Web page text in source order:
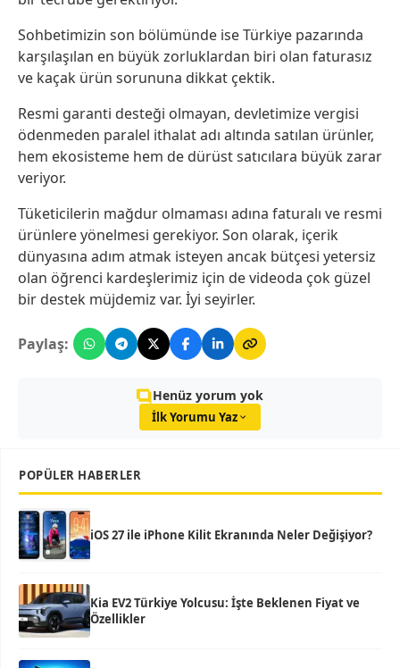
Sohbetimizin son bölümünde ise Türkiye pazarında
karşılaşılan en büyük zorluklardan biri olan faturasız
ve kaçak ürün sorununa dikkat çektik.
Resmi garanti desteği olmayan, devletimize vergisi
ödenmeden paralel ithalat adı altında satılan ürünler,
hem ekosisteme hem de dürüst satıcılara büyük zarar
veriyor.
Tüketicilerin mağdur olmaması adına faturalı ve resmi
ürünlere yönelmesi gerekiyor. Son olarak, içerik
dünyasına adım atmak isteyen ancak bütçesi yetersiz
olan öğrenci kardeşlerimiz için de videoda çok güzel
bir destek müjdemiz var. İyi seyirler.
Paylaş:
Henüz yorum yok
İlk Yorumu Yaz
POPÜLER HABERLER
iOS 27 ile iPhone Kilit Ekranında Neler Değişiyor?
Kia EV2 Türkiye Yolcusu: İşte Beklenen Fiyat ve
Özellikler